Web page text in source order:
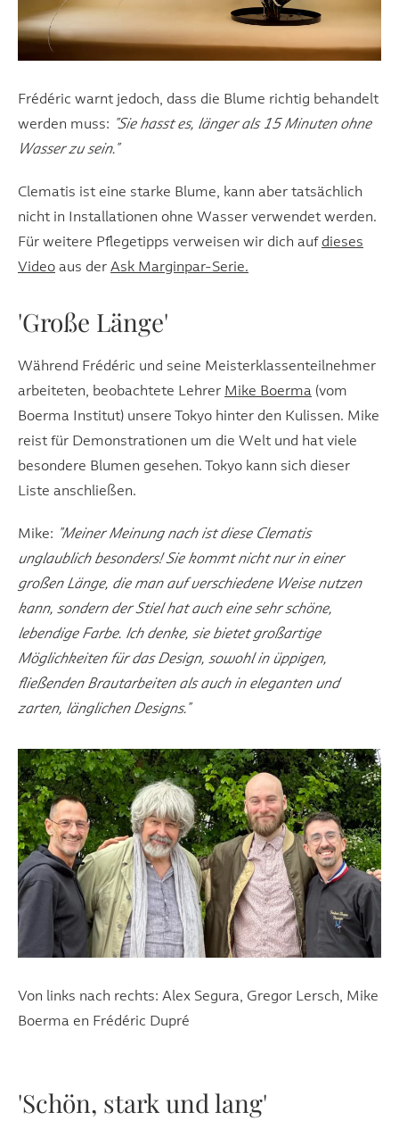
Frédéric warnt jedoch, dass die Blume richtig behandelt
werden muss: "Sie hasst es, länger als 15 Minuten ohne
Wasser zu sein."
Clematis ist eine starke Blume, kann aber tatsächlich
nicht in Installationen ohne Wasser verwendet werden.
Für weitere Pflegetipps verweisen wir dich auf dieses
Video aus der Ask Marginpar-Serie.
'Große Länge'
Während Frédéric und seine Meisterklassenteilnehmer
arbeiteten, beobachtete Lehrer Mike Boerma (vom
Boerma Institut) unsere Tokyo hinter den Kulissen. Mike
reist für Demonstrationen um die Welt und hat viele
besondere Blumen gesehen. Tokyo kann sich dieser
Liste anschließen.
Mike: "Meiner Meinung nach ist diese Clematis
unglaublich besonders! Sie kommt nicht nur in einer
großen Länge, die man auf verschiedene Weise nutzen
kann, sondern der Stiel hat auch eine sehr schöne,
lebendige Farbe. Ich denke, sie bietet großartige
Möglichkeiten für das Design, sowohl in üppigen,
fließenden Brautarbeiten als auch in eleganten und
zarten, länglichen Designs."
Von links nach rechts: Alex Segura, Gregor Lersch, Mike
Boerma en Frédéric Dupré
'Schön, stark und lang'